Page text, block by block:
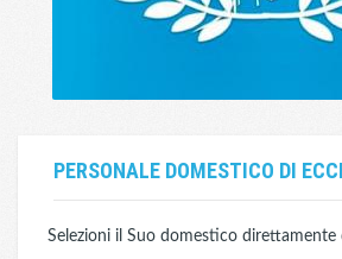
PERSONALE DOMESTICO DI
Selezioni il Suo domestico direttamente